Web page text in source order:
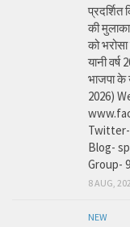
प्रदर्शित
की
को
यानी
भाजपा के
2026)
Blog-
Group-
8 AUG,
NEW